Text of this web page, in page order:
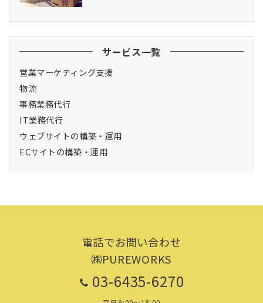
サービス一覧
営業マーケティング支援
物流
事務業務代行
IT業務代行
ウェブサイトの構築・運用
ECサイトの構築・運用
電話でお問い合わせ
㈱PUREWORKS
03-6435-6270